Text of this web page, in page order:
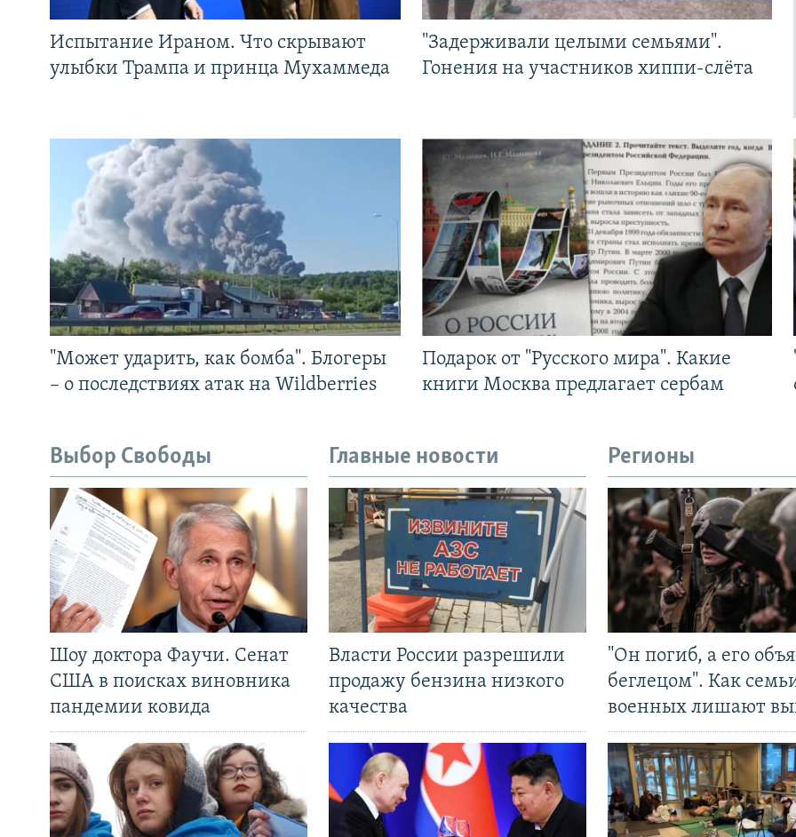
Испытание Ираном. Что скрывают
улыбки Трампа и принца Мухаммеда
"Задерживали целыми семьями".
Гонения на участников хиппи-слёта
"Может ударить, как бомба". Блогеры
– о последствиях атак на Wildberries
Подарок от "Русского мира". Какие
книги Москва предлагает сербам
Выбор Свободы
Шоу доктора Фаучи. Сенат
США в поисках виновника
пандемии ковида
Главные новости
Власти России разрешили
продажу бензина низкого
качества
Регионы
"Он погиб, а его
беглецом". Как
военных лишают